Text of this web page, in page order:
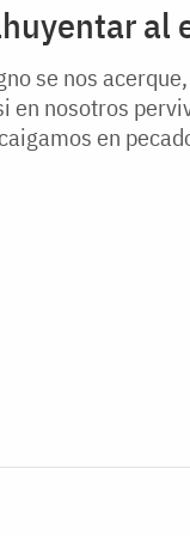
al
se nos
en nosotros
en